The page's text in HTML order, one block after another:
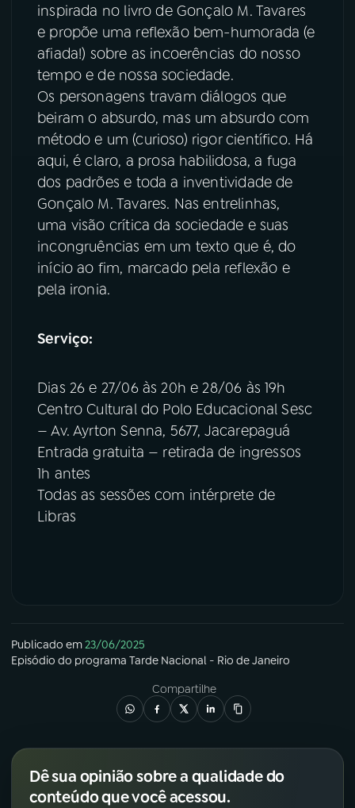
ACOMPANHE A RÁDIO NACIONAL
YouTube Facebook
Instagram X
TikTok
inspirada no livro de Gonçalo M. Tavares
e propõe uma reflexão bem-humorada (e
afiada!) sobre as incoerências do nosso
tempo e de nossa sociedade.
Os personagens travam diálogos que
beiram o absurdo, mas um absurdo com
método e um (curioso) rigor científico. Há
aqui, é claro, a prosa habilidosa, a fuga
dos padrões e toda a inventividade de
Gonçalo M. Tavares. Nas entrelinhas,
uma visão crítica da sociedade e suas
incongruências em um texto que é, do
início ao fim, marcado pela reflexão e
pela ironia.
Serviço:
Dias 26 e 27/06 às 20h e 28/06 às 19h
Centro Cultural do Polo Educacional Sesc
— Av. Ayrton Senna, 5677, Jacarepaguá
Entrada gratuita — retirada de ingressos
1h antes
Todas as sessões com intérprete de
Libras
Publicado em23/06/2025
Episódio do programa Tarde Nacional - Rio de Janeiro
Compartilhe
Dê sua opinião sobre a qualidade do
conteúdo que você acessou.